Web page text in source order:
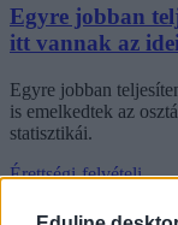
Egyre jobban
itt vannak az
Egyre jobban
is emelkedtek az
statisztikái.
Érettségi-felvételi